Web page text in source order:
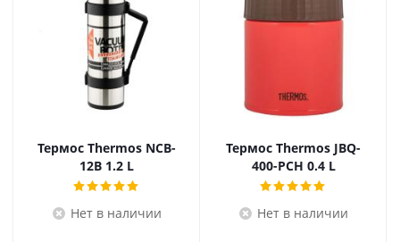
Термос Thermos NCB-
12B 1.2 L
Нет в наличии
Термос Thermos JBQ-
400-PCH 0.4 L
Нет в наличии